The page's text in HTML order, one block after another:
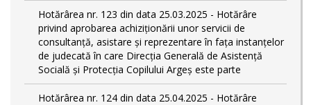
Hotărârea nr. 123 din data 25.03.2025 - Hotărâre
privind aprobarea achiziționării unor servicii de
consultanță, asistare și reprezentare în fața instanțelor
de judecată în care Direcția Generală de Asistență
Socială și Protecția Copilului Argeș este parte
Hotărârea nr. 124 din data 25.04.2025 - Hotărâre